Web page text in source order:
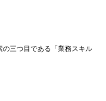
三つ目である「業務スキル